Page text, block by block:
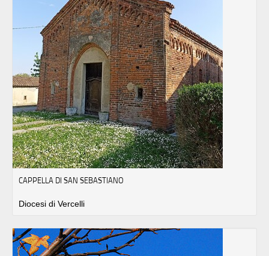
CAPPELLA DI SAN SEBASTIANO
Diocesi di Vercelli